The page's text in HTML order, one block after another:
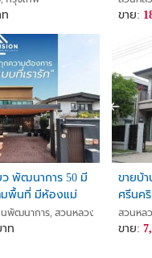
ท ขาย:
ว พัฒนาการ 50 มี
มพื้นที่ มีห้องแม่
ลาง รีโนเวทใหม่
น 4ห้องน้ำ
พัฒนาการ, สวนหลวง, สวนหลวง, ก
าท
ขายบ้า
ศรีนค
เฉลิม
สวนหล
ขาย: